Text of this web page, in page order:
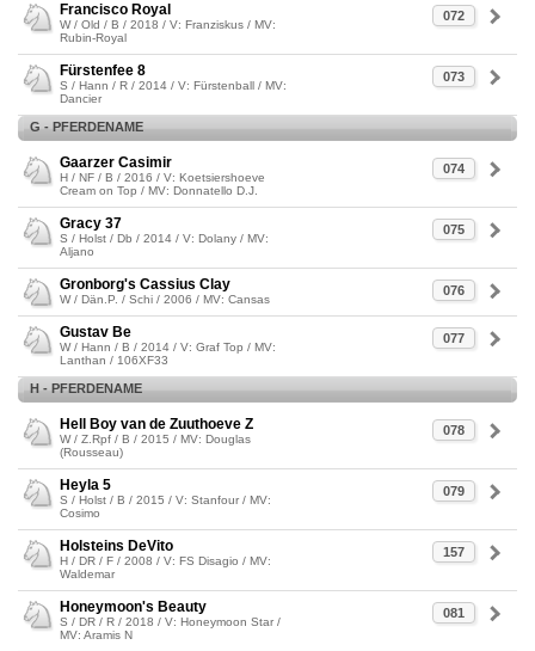
072
Francisco Royal
W / Old / B / 2018 / V: Franziskus / MV:
Rubin-Royal
073
Fürstenfee 8
S / Hann / R / 2014 / V: Fürstenball / MV:
Dancier
G - PFERDENAME
074
Gaarzer Casimir
H / NF / B / 2016 / V: Koetsiershoeve
Cream on Top / MV: Donnatello D.J.
075
Gracy 37
S / Holst / Db / 2014 / V: Dolany / MV:
Aljano
076
Gronborg's Cassius Clay
W / Dän.P. / Schi / 2006 / MV: Cansas
077
Gustav Be
W / Hann / B / 2014 / V: Graf Top / MV:
Lanthan / 106XF33
H - PFERDENAME
078
Hell Boy van de Zuuthoeve Z
W / Z.Rpf / B / 2015 / MV: Douglas
(Rousseau)
079
Heyla 5
S / Holst / B / 2015 / V: Stanfour / MV:
Cosimo
157
Holsteins DeVito
H / DR / F / 2008 / V: FS Disagio / MV:
Waldemar
081
Honeymoon's Beauty
S / DR / R / 2018 / V: Honeymoon Star /
MV: Aramis N